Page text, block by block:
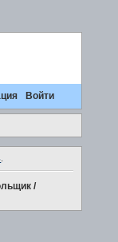
Войти
.
/